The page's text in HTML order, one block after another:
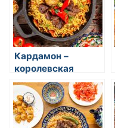
Кардамон –
королевская
специя в
восточной кухне